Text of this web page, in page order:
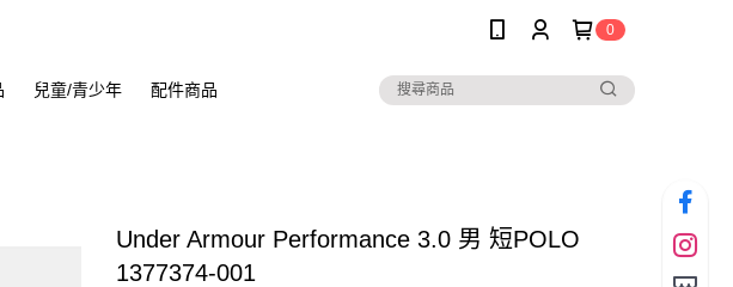
0
兒童/青少年 配件商品
Under Armour Performance 3.0 男 短POLO
1377374-001